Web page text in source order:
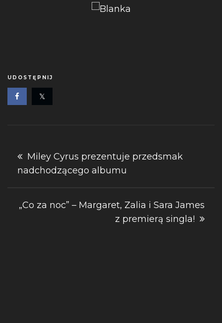
UDOSTĘPNIJ
Nawigacja
wpisu
Miley Cyrus prezentuje przedsmak
nadchodzącego albumu
„Co za noc” – Margaret, Zalia i Sara James
z premierą singla!